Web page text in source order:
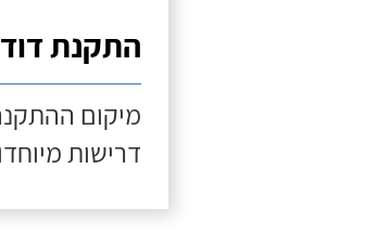
התקנת דוד
מיקום
דרישות